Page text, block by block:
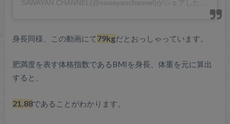
身長同様、この動画にて79kgだとおっしゃっています。
肥満度を表す体格指数であるBMIを身長、体重を元に算出
すると、
21.88であることがわかります。